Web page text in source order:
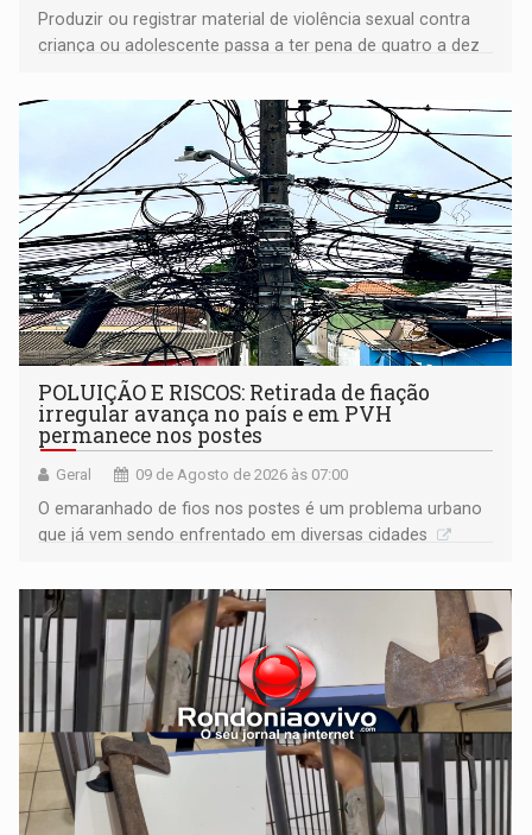
Produzir ou registrar material de violência sexual contra
criança ou adolescente passa a ter pena de quatro a dez
POLUIÇÃO E RISCOS: Retirada de fiação
irregular avança no país e em PVH
permanece nos postes
Geral 09 de Agosto de 2026 às 07:00
O emaranhado de fios nos postes é um problema urbano
que já vem sendo enfrentado em diversas cidades